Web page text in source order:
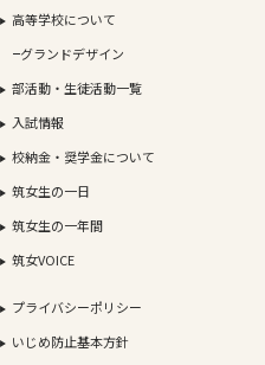
高等学校について
グランドデザイン
部活動・生徒活動一覧
入試情報
校納金・奨学金について
筑女生の一日
筑女生の一年間
筑女VOICE
プライバシーポリシー
いじめ防止基本方針